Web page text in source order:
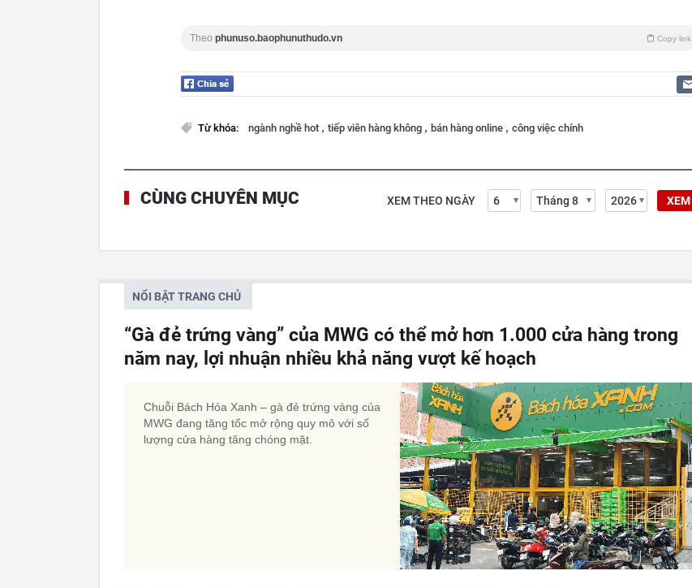
Theo phunuso.baophunuthudo.vn Copy link
Từ khóa: ngành nghề hot , tiếp viên hàng không , bán hàng online , công việc chính
CÙNG CHUYÊN MỤC XEM THEO NGÀY XEM
NỔI BẬT TRANG CHỦ
“Gà đẻ trứng vàng” của MWG có thể mở hơn 1.000 cửa hàng trong
năm nay, lợi nhuận nhiều khả năng vượt kế hoạch
Chuỗi Bách Hóa Xanh – gà đẻ trứng vàng của
MWG đang tăng tốc mở rộng quy mô với số
lượng cửa hàng tăng chóng mặt.